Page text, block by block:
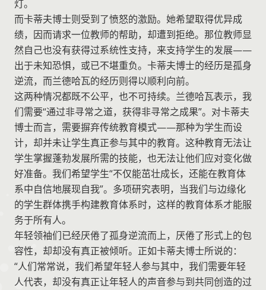
灯。
而卡蒂夫博士则受到了愤怒的激励。她希望取得优异成
绩，因而请求一位教师的帮助，却遭到拒绝。那位教师显
然自己也没有获得过系统性支持，来支持学生的发展——
出于未知恐惧，或已不堪重负。卡蒂夫博士的经历是孤身
逆流，而兰德哈瓦的经历则得以顺利向前。
这两种情况都既不公平，也不可持续。兰德哈瓦表示，我
们需要“通过非寻常之道，获得非寻常之成果”。对卡蒂夫
博士而言，需要摒弃传统教育模式——那种为学生而设
计，却并未让学生真正参与其中的教育。这种教育无法让
学生掌握蓬勃发展所需的技能，也无法让他们应对变化做
好准备。我们希望学生“不仅能茁壮成长，还能在教育体
系中自信地展现自我”。多项研究表明，当我们与边缘化
的学生群体携手构建教育体系时，这样的教育体系才能服
务于所有人。
年轻领袖们已经厌倦了孤身逆流而上，厌倦了形式上的包
容性，却却没有真正被倾听。正如卡蒂夫博士所说的：
“人们常常说，我们希望年轻人参与其中，我们需要年轻
人代表，却没有真正让年轻人的声音参与到共同创造的过